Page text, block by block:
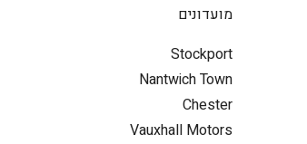
מועדונים
Stockport
Nantwich Town
Chester
Vauxhall Motors